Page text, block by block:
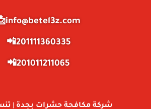
info@betel3z.com📩
201111360335📲
201011211065📲
شركة مكافحة حشرات بجدة